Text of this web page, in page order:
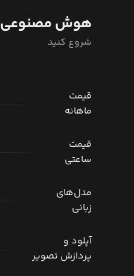
هوش مصنوعی
شروع کنید
قیمت
ماهانه
قیمت
ساعتی
مدل‌های
زبانی
آپلود و
پردازش تصویر